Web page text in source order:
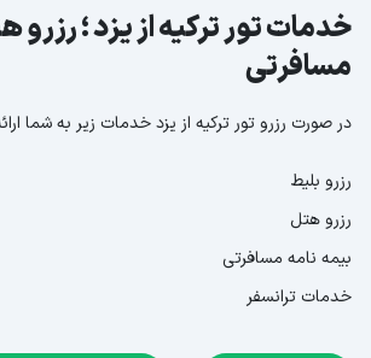
خدمات تور ترکیه از یزد ؛ رزرو
مسافرتی
در صورت رزرو تور ترکیه از یزد خدمات زیر به شما
رزرو بلیط
رزرو هتل
بیمه نامه مسافرتی
خدمات ترانسفر